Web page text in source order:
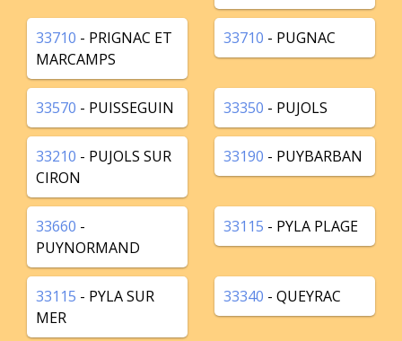
33710 - PRIGNAC ET
MARCAMPS
33710 - PUGNAC
33570 - PUISSEGUIN 33350 - PUJOLS
33210 - PUJOLS SUR
CIRON
33190 - PUYBARBAN
33660 -
PUYNORMAND
33115 - PYLA PLAGE
33115 - PYLA SUR
MER
33340 - QUEYRAC